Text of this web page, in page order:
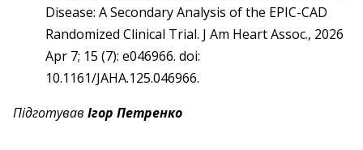
Disease: A Secondary Analysis of the EPIC-CAD
Randomized Clinical Trial. J Am Heart Assoc., 2026
Apr 7; 15 (7): e046966. doi:
10.1161/JAHA.125.046966.
Підготував Ігор Петренко